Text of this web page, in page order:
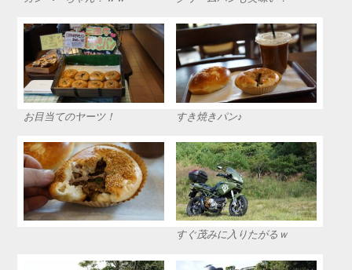
お目当てのヤーツ！ すき焼きパン♪
すぐ茂みに入りたがるｗ